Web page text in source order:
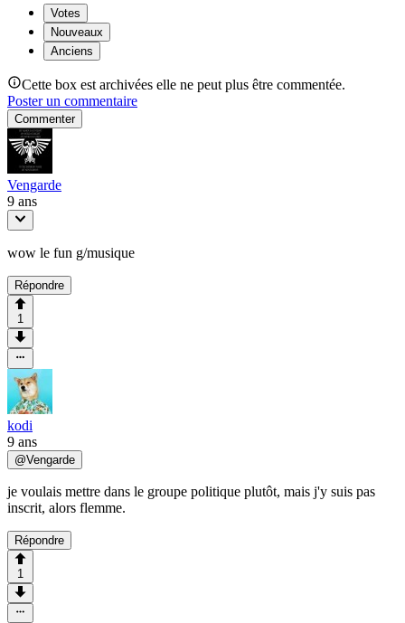
Votes
Nouveaux
Anciens
Cette box est archivées elle ne peut plus être commentée.
Poster un commentaire
Commenter
Vengarde
9 ans
wow le fun g/musique
Répondre
1
kodi
9 ans
@Vengarde
je voulais mettre dans le groupe politique plutôt, mais j'y suis pas
inscrit, alors flemme.
Répondre
1